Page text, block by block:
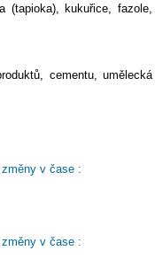
(tapioka), kukuřice, fazole,
cementu, umělecká
v čase :
v čase :